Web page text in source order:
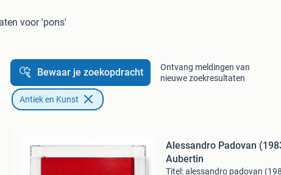
voor 'pons'
Bewaar je zoekopdracht
Ontvang meldingen van
nieuwe zoekresultaten
Antiek en Kunst
Alessandro Padovan
Aubertin
Titel: alessandro padovan